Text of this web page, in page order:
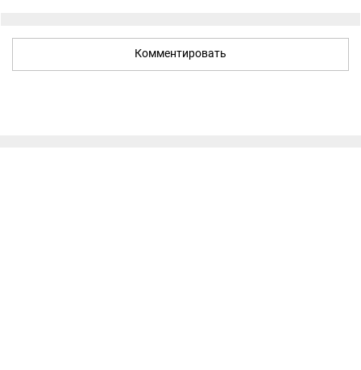
Комментировать